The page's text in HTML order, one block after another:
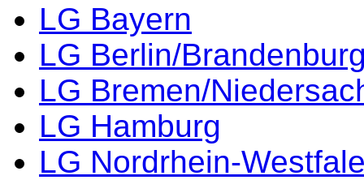
LG Bayern
LG Berlin/
LG Bremen/
LG Hamburg
LG Nordrhein-